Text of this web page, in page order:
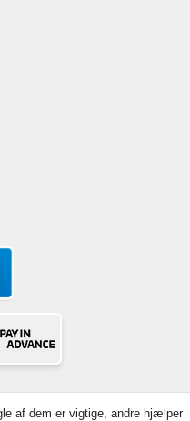
af dem er vigtige, andre hjælper